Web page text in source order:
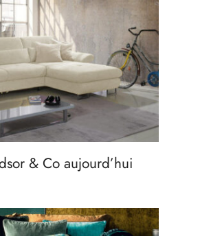
& Co aujourd’hui